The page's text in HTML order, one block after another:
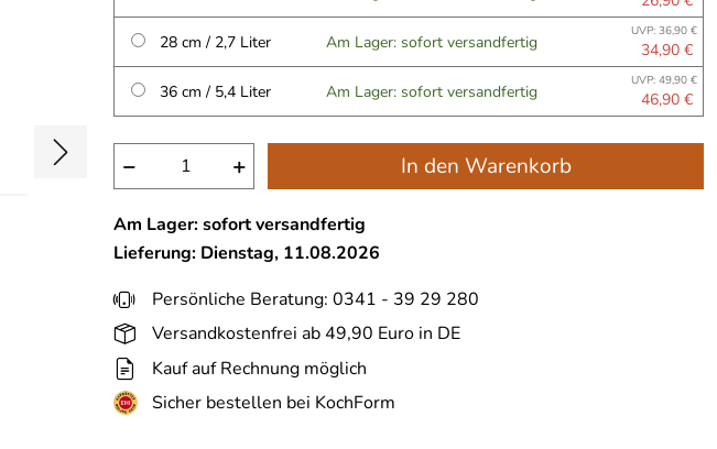
28 cm / 2,7 Liter
Am Lager: sofort versandfertig UVP: 36,90 €
34,90 €
36 cm / 5,4 Liter
Am Lager: sofort versandfertig UVP: 49,90 €
46,90 €
− + In den Warenkorb
Am Lager: sofort versandfertig
Lieferung: Dienstag, 11.08.2026
Persönliche Beratung: 0341 - 39 29 280
Versandkostenfrei ab 49,90 Euro in DE
Kauf auf Rechnung möglich
Sicher bestellen bei KochForm